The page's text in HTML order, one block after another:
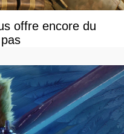
offre encore du